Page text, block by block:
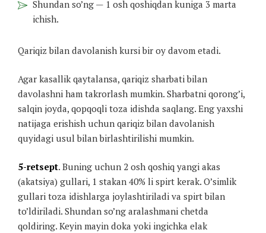
Shundan so’ng — 1 osh qoshiqdan kuniga 3 marta
ichish.
Qariqiz bilan davolanish kursi bir oy davom etadi.
Agar kasallik qaytalansa, qariqiz sharbati bilan
davolashni ham takrorlash mumkin. Sharbatni qorong’i,
salqin joyda, qopqoqli toza idishda saqlang. Eng yaxshi
natijaga erishish uchun qariqiz bilan davolanish
quyidagi usul bilan birlashtirilishi mumkin.
5-retsept. Buning uchun 2 osh qoshiq yangi akas
(akatsiya) gullari, 1 stakan 40% li spirt kerak. O’simlik
gullari toza idishlarga joylashtiriladi va spirt bilan
to’ldiriladi. Shundan so’ng aralashmani chetda
qoldiring. Keyin mayin doka yoki ingichka elak